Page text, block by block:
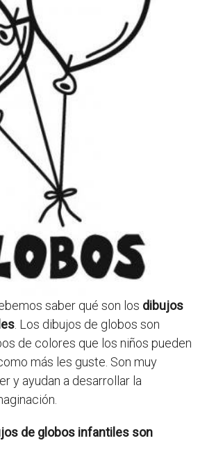
saber qué son los dibujos
. Los dibujos de globos son
de colores que los niños pueden
más les guste. Son muy
y ayudan a desarrollar la
de globos infantiles son